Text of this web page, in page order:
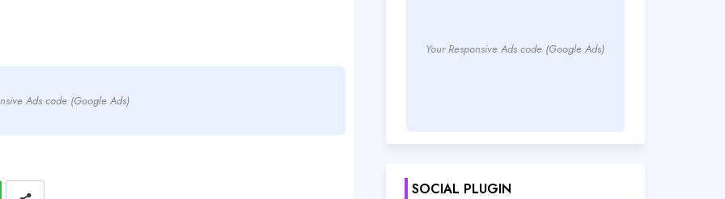
Ads code (Google Ads)
Your Responsive Ads code (Google Ads)
SOCIAL PLUGIN